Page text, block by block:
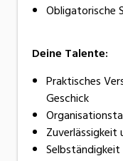
Obligatorische
Deine Talente:
Praktisches
Geschick